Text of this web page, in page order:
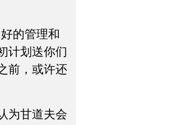
的管理和
计划送你们
前，或许还
为甘道夫会